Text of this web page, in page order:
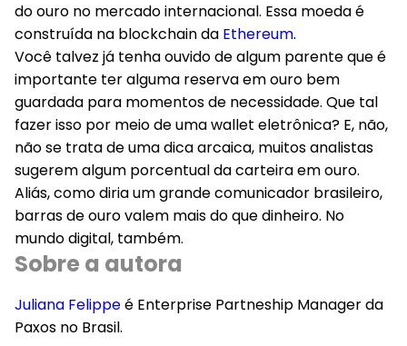
do ouro no mercado internacional. Essa moeda é
construída na blockchain da Ethereum.
Você talvez já tenha ouvido de algum parente que é
importante ter alguma reserva em ouro bem
guardada para momentos de necessidade. Que tal
fazer isso por meio de uma wallet eletrônica? E, não,
não se trata de uma dica arcaica, muitos analistas
sugerem algum porcentual da carteira em ouro.
Aliás, como diria um grande comunicador brasileiro,
barras de ouro valem mais do que dinheiro. No
mundo digital, também.
Sobre a autora
Juliana Felippeé Enterprise Partneship Manager da
Paxos no Brasil.